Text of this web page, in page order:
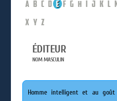
A B C D E F G H I J K L
X Y Z
ÉDITEUR
NOM MASCULIN
Homme intelligent et au